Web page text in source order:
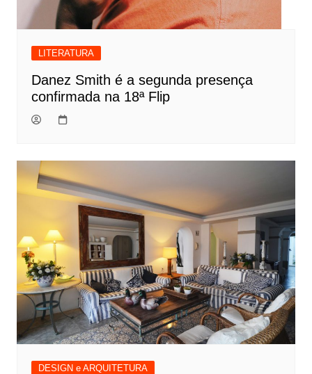
LITERATURA
Danez Smith é a segunda presença
confirmada na 18ª Flip
DESIGN e ARQUITETURA